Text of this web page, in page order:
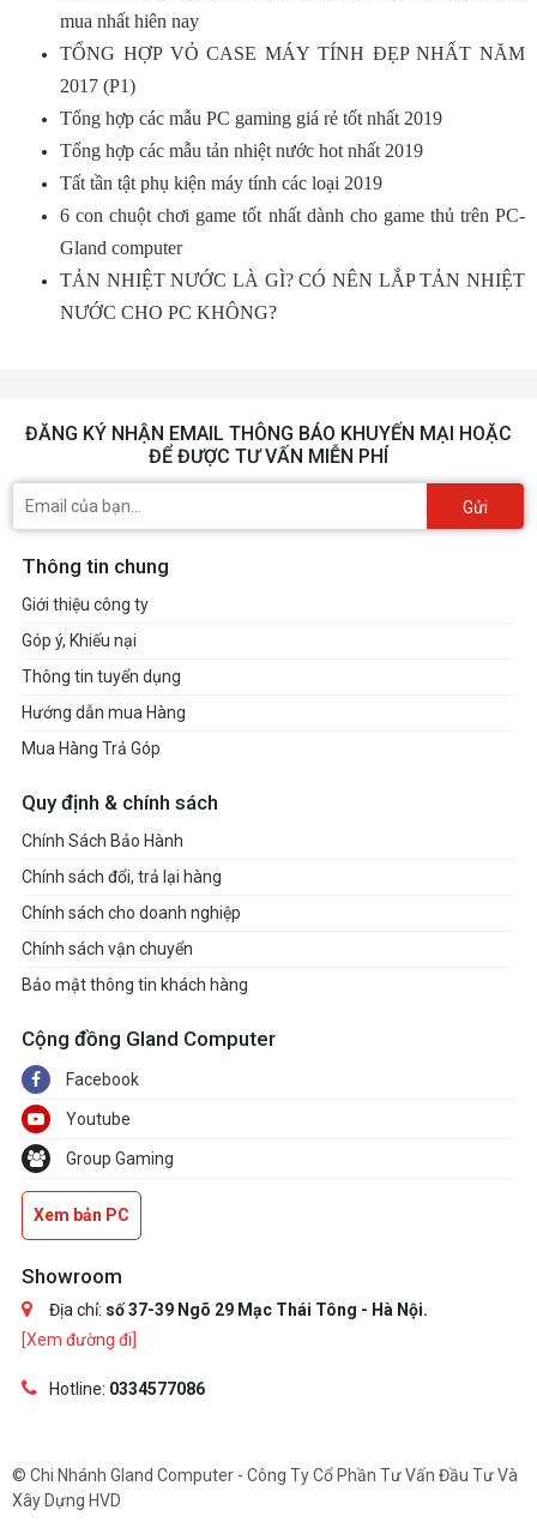
mua nhất hiên nay
TỔNG HỢP VỎ CASE MÁY TÍNH ĐẸP NHẤT NĂM
2017 (P1)
Tổng hợp các mẫu PC gaming giá rẻ tốt nhất 2019
Tổng hợp các mẫu tản nhiệt nước hot nhất 2019
Tất tần tật phụ kiện máy tính các loại 2019
6 con chuột chơi game tốt nhất dành cho game thủ trên PC-
Gland computer
TẢN NHIỆT NƯỚC LÀ GÌ? CÓ NÊN LẮP TẢN NHIỆT
NƯỚC CHO PC KHÔNG?
ĐĂNG KÝ NHẬN EMAIL THÔNG BÁO KHUYẾN MẠI HOẶC
ĐỂ ĐƯỢC TƯ VẤN MIỄN PHÍ
Gửi
Thông tin chung
Giới thiệu công ty
Góp ý, Khiếu nại
Thông tin tuyển dụng
Hướng dẫn mua Hàng
Mua Hàng Trả Góp
Quy định & chính sách
Chính Sách Bảo Hành
Chính sách đổi, trả lại hàng
Chính sách cho doanh nghiệp
Chính sách vận chuyển
Bảo mật thông tin khách hàng
Cộng đồng Gland Computer
Facebook
Youtube
Group Gaming
Xem bản PC
Showroom
Địa chỉ: số 37-39 Ngõ 29 Mạc Thái Tông - Hà Nội.
[Xem đường đi]
Hotline: 0334577086
© Chi Nhánh Gland Computer - Công Ty Cổ Phần Tư Vấn Đầu Tư Và
Xây Dựng HVD